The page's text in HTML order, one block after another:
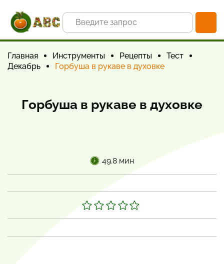
Главная Инструменты Рецепты
Тест
Декабрь
Горбуша в рукаве в духовке
Горбуша в рукаве в духовке
49.8 мин